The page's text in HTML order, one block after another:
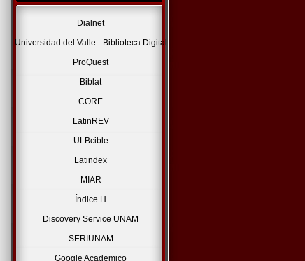
Dialnet
Universidad del Valle - Biblioteca Digital
ProQuest
Biblat
CORE
LatinREV
ULBcible
Latindex
MIAR
Índice H
Discovery Service UNAM
SERIUNAM
Google Academico